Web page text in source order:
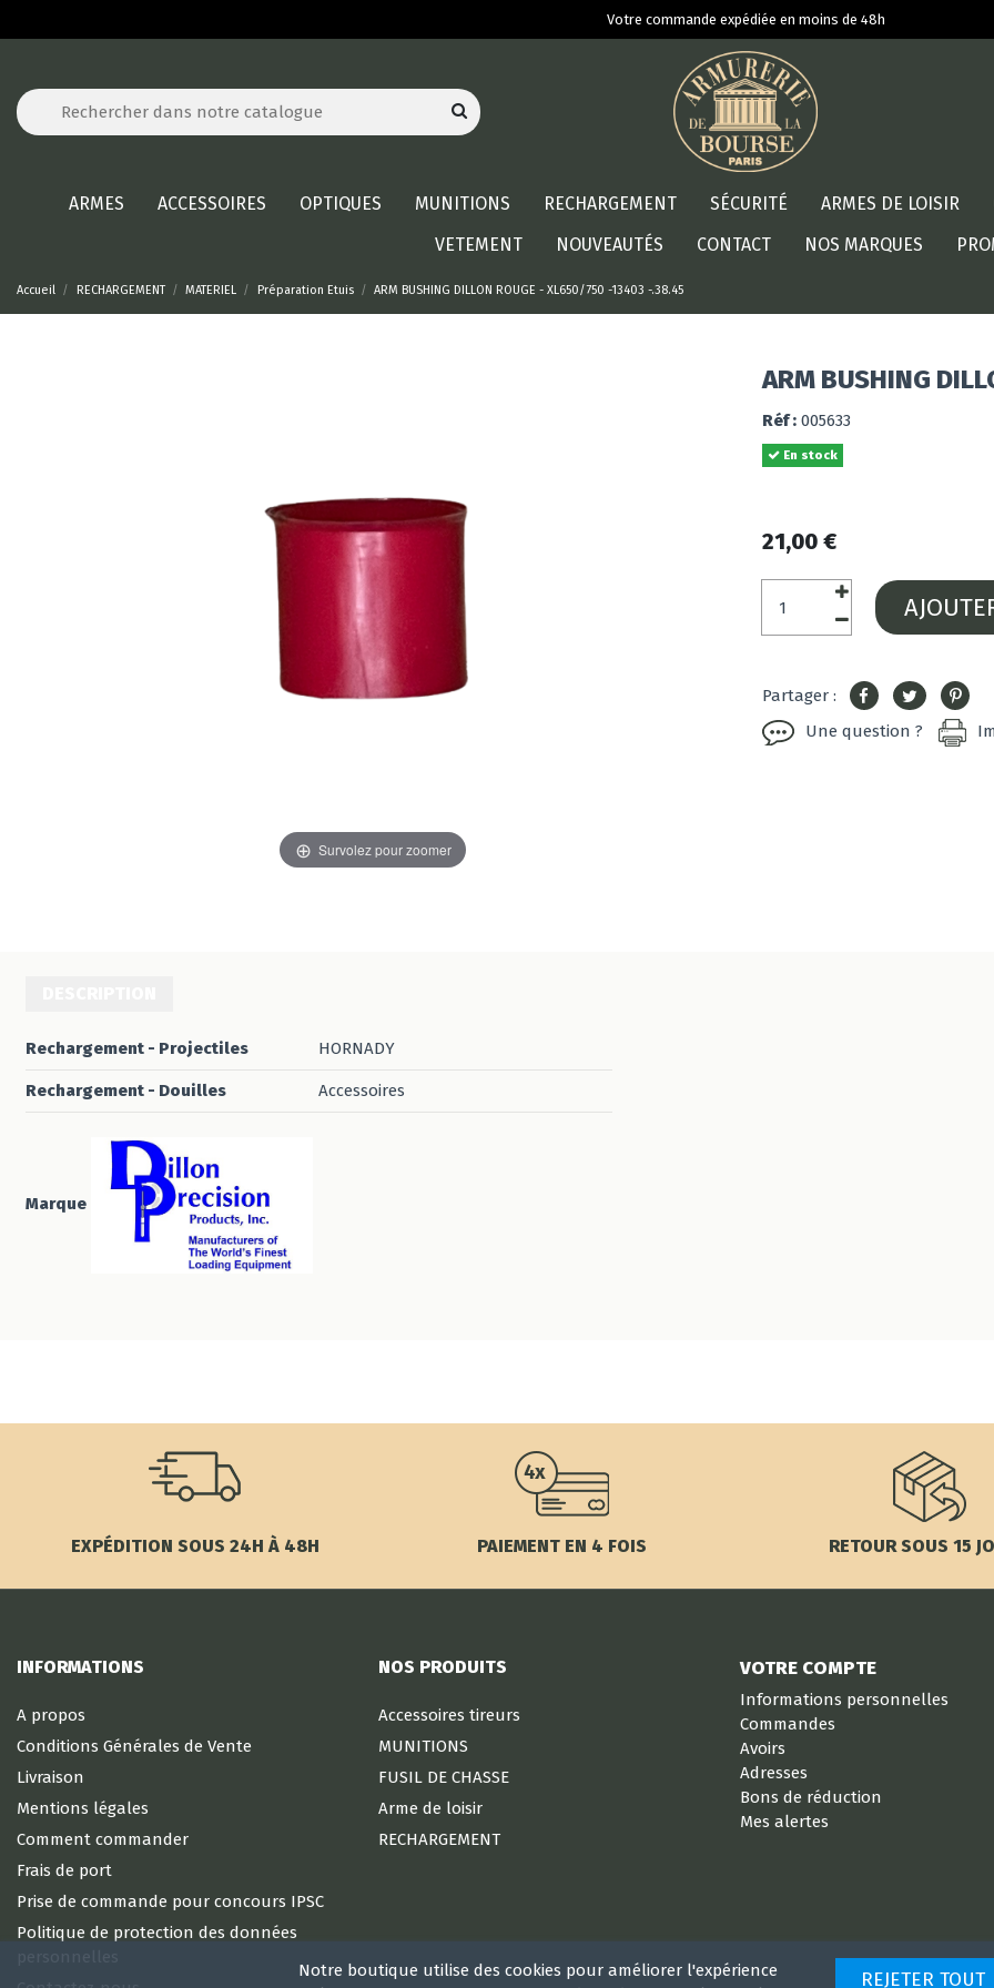
Votre commande expédiée en moins de 48h
ARMES ACCESSOIRES OPTIQUES MUNITIONS RECHARGEMENT SÉCURITÉ ARMES DE LOISIR
VETEMENT
NOUVEAUTÉS CONTACT NOS MARQUES
Accueil RECHARGEMENT MATERIEL Préparation Etuis ARM BUSHING DILLON ROUGE - XL650/750 -13403 -.38.45
Survolez pour zoomer
ARM BUSHING
Réf : 005633
En stock
21,00 €
Partager :
Une question ?
Rechargement - Projectiles HORNADY
Rechargement - Douilles Accessoires
Marque
EXPÉDITION SOUS 24H À 48H PAIEMENT EN 4 FOIS RETOUR SOUS 15
INFORMATIONS
A propos
Conditions Générales de Vente
Livraison
Mentions légales
Comment commander
Frais de port
Prise de commande pour concours IPSC
Politique de protection des données
NOS PRODUITS
Accessoires tireurs
MUNITIONS
FUSIL DE CHASSE
Arme de loisir
RECHARGEMENT
VOTRE COMPTE
Informations personnelles
Commandes
Avoirs
Adresses
Bons de réduction
Mes alertes
Notre boutique utilise des cookies pour améliorer l'expérience
REJETER TOUT